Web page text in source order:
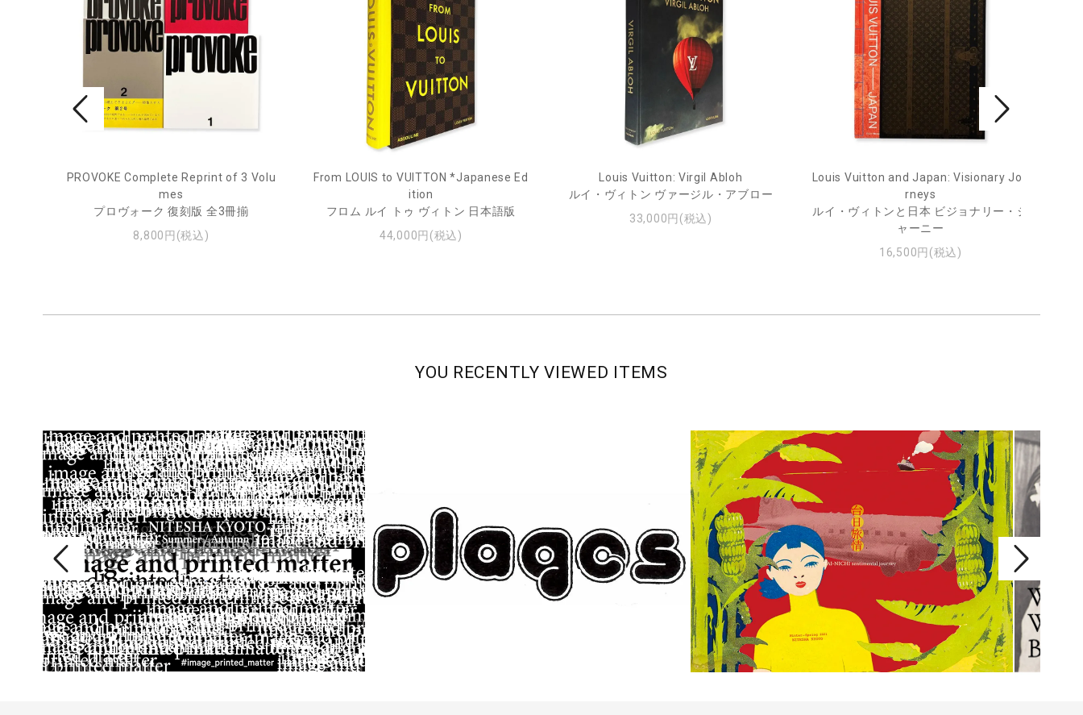
PROVOKE Complete Reprint of 3 Volu
mes
プロヴォーク 復刻版 全3冊揃
8,800円(税込)
From LOUIS to VUITTON *Japanese Ed
ition
フロム ルイ トゥ ヴィトン 日本語版
44,000円(税込)
Louis Vuitton: Virgil Abloh
ルイ・ヴィトン ヴァージル・アブロー
33,000円(税込)
Louis Vuitton and Japan: Visionary Jou
rneys
ルイ・ヴィトンと日本 ビジョナリー・ジ
ャーニー
16,500円(税込)
YOU RECENTLY VIEWED ITEMS